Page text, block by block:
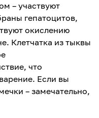
– участвуют
гепатоцитов,
окислению
Клетчатка из тыквы
что
Если вы
– замечательно,